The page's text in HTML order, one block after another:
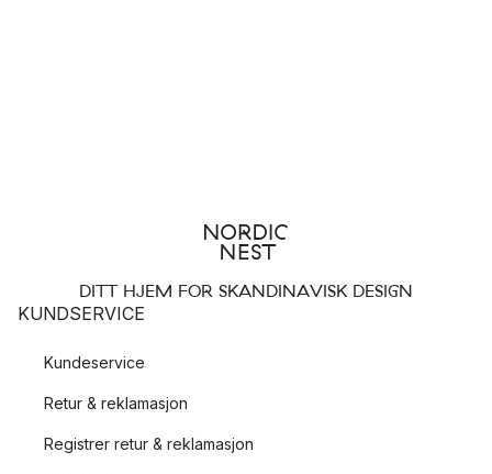
DITT HJEM FOR SKANDINAVISK DESIGN
KUNDSERVICE
Kundeservice
Retur & reklamasjon
Registrer retur & reklamasjon